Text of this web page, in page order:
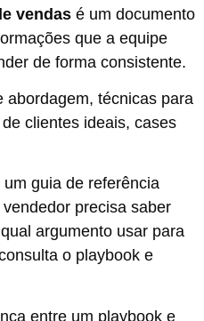
vendas é um documento
que a equipe
de forma consistente.
abordagem, técnicas para
clientes ideais, cases
guia de referência
precisa saber
argumento usar para
o playbook e
entre um playbook e